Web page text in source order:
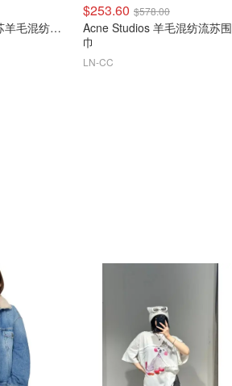
Acne Studios 流苏羊毛混纺围巾
$253.60 $578.00
Acne Studios 羊毛混纺流苏围
巾
LN-CC